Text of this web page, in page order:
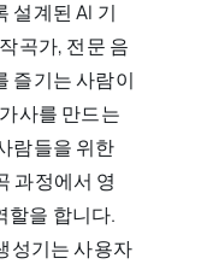
설계된 AI 기
곡가, 전문 음
즐기는 사람이
사를 만드는
람들을 위한
과정에서 영
할을 합니다.
성기는 사용자